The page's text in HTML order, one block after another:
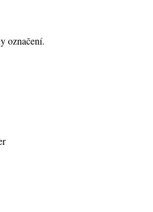
označení.